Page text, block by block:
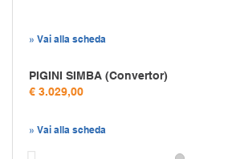
» Vai alla scheda
PIGINI SIMBA (Convertor)
€ 3.029,00
» Vai alla scheda